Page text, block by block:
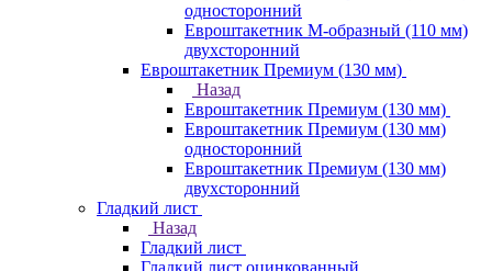
односторонний
Евроштакетник М-образный (110 мм)
двухсторонний
Евроштакетник Премиум (130 мм)
Назад
Евроштакетник Премиум (130 мм)
Евроштакетник Премиум (130 мм)
односторонний
Евроштакетник Премиум (130 мм)
двухсторонний
Гладкий лист
Назад
Гладкий лист
Гладкий лист оцинкованный